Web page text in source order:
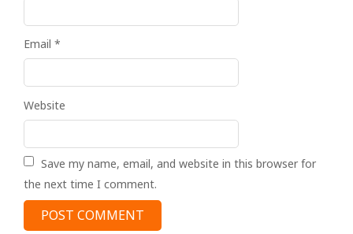
Email *
Website
Save my name, email, and website in this browser for
the next time I comment.